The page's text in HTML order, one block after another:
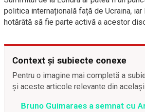
politica internațională față de Ucraina, iar
hotărâtă să fie parte activă a acestor
Context și subiecte conexe
Pentru o imagine mai completă a
și aceste articole relevante din
Bruno Guimaraes a semnat cu